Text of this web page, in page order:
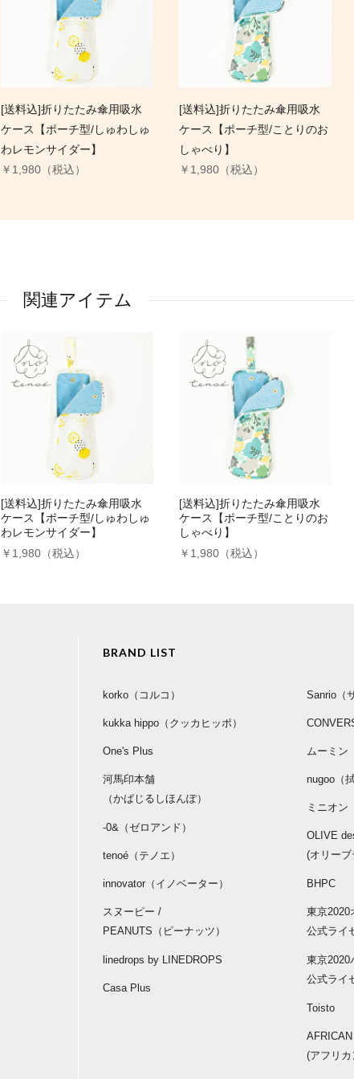
[送料込]折りたたみ傘用吸水
ケース【ポーチ型/しゅわしゅ
わレモンサイダー】
￥1,980（税込）
[送料込]折りたたみ傘用吸水
ケース【ポーチ型/ことりのお
しゃべり】
￥1,980（税込）
関連アイテム
[送料込]折りたたみ傘用吸水
ケース【ポーチ型/しゅわしゅ
わレモンサイダー】
￥1,980（税込）
[送料込]折りたたみ傘用吸水
ケース【ポーチ型/ことりのお
しゃべり】
￥1,980（税込）
BRAND LIST
korko（コルコ）
kukka hippo（クッカヒッポ）
One's Plus
河馬印本舗
（かばじるしほんぽ）
-0&（ゼロアンド）
tenoé（テノエ）
innovator（イノベーター）
スヌーピー /
PEANUTS（ピーナッツ）
linedrops by LINEDROPS
Casa Plus
Sanrio（
ムーミン
nugoo（拭
ミニオン
OLIVE
(オリーブ
BHPC
東京2020
公式ライ
東京2020
公式ライ
Toisto
(アフリカ